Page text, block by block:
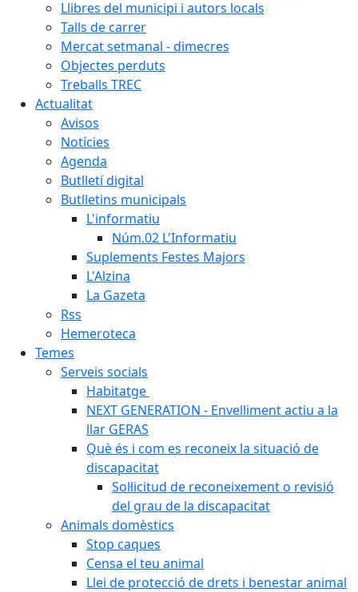
Llibres del municipi i autors locals
Talls de carrer
Mercat setmanal - dimecres
Objectes perduts
Treballs TREC
Actualitat
Avisos
Notícies
Agenda
Butlletí digital
Butlletins municipals
L'informatiu
Núm.02 L'Informatiu
Suplements Festes Majors
L'Alzina
La Gazeta
Rss
Hemeroteca
Temes
Serveis socials
Habitatge
NEXT GENERATION - Envelliment actiu a la
llar GERAS
Què és i com es reconeix la situació de
discapacitat
Sol·licitud de reconeixement o revisió
del grau de la discapacitat
Animals domèstics
Stop caques
Censa el teu animal
Llei de protecció de drets i benestar animal